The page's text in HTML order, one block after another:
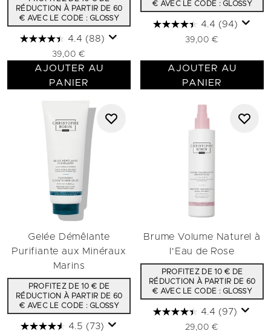
RÉDUCTION À PARTIR DE 60
€ AVEC LE CODE : GLOSSY
4.4 (88)
39,00 €
AJOUTER AU
PANIER
€ AVEC LE CODE : GLOSSY
4.4 (94)
39,00 €
AJOUTER AU
PANIER
Gelée Démêlante
Purifiante aux Minéraux
Marins
PROFITEZ DE 10 € DE
RÉDUCTION À PARTIR DE 60
€ AVEC LE CODE : GLOSSY
4.5 (73)
Brume Volume Naturel à
l'Eau de Rose
PROFITEZ DE 10 € DE
RÉDUCTION À PARTIR DE 60
€ AVEC LE CODE : GLOSSY
4.4 (97)
29,00 €